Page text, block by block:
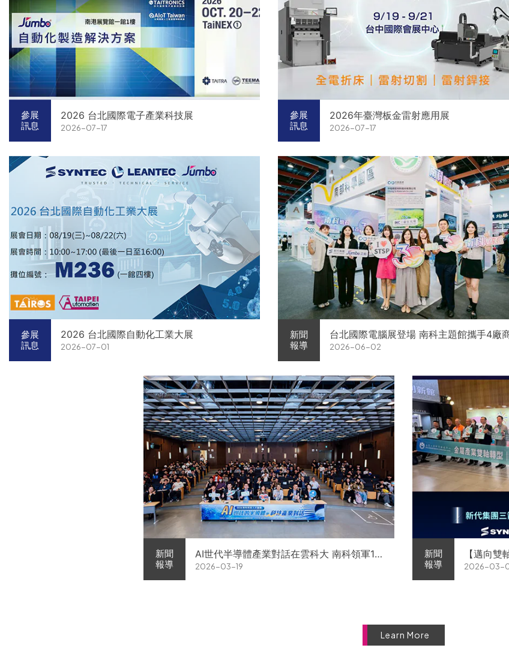
參展
訊息
2026 台北國際電子產業科技展
2026-07-17
參展
訊息
2026年臺灣板金雷射應用展
2026-07-17
參展
訊息
2026 台北國際自動化工業大展
2026-07-01
新聞
報導
台北國際電腦展登場 南科主題館攜手4廠
展現AI供應鏈實力
2026-06-02
新聞
報導
AI世代半導體產業對話在雲科大 南科領軍11
家企業前進校園徵才
2026-03-19
新聞
報導
【邁向
屬中心簽
2026-03-
Learn More